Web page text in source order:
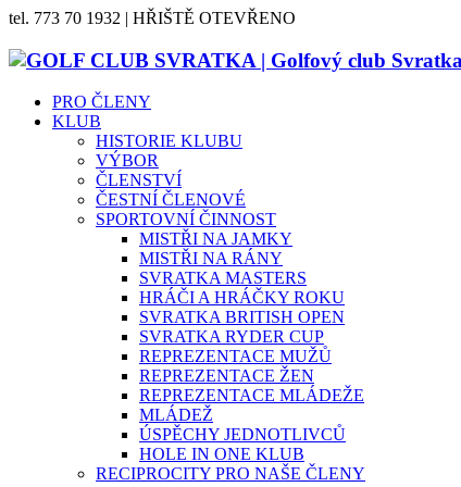
tel. 773 70 1932 | HŘIŠTĚ OTEVŘENO
PRO ČLENY
KLUB
HISTORIE KLUBU
VÝBOR
ČLENSTVÍ
ČESTNÍ ČLENOVÉ
SPORTOVNÍ ČINNOST
MISTŘI NA JAMKY
MISTŘI NA RÁNY
SVRATKA MASTERS
HRÁČI A HRÁČKY ROKU
SVRATKA BRITISH OPEN
SVRATKA RYDER CUP
REPREZENTACE MUŽŮ
REPREZENTACE ŽEN
REPREZENTACE MLÁDEŽE
MLÁDEŽ
ÚSPĚCHY JEDNOTLIVCŮ
HOLE IN ONE KLUB
RECIPROCITY PRO NAŠE ČLENY